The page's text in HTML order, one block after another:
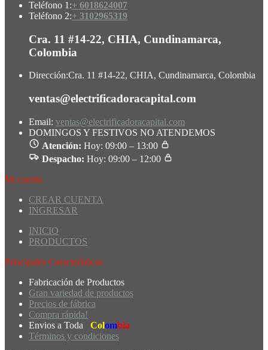
Teléfono 1:+ 6018624007
Teléfono 2:+ 3102965319
Cra. 11 #14-22, CHIA, Cundinamarca,
Colombia
Dirección:Cra. 11 #14-22, CHIA, Cundinamarca, Colombia
ventas@electrificadoracapital.com
Email: ventas@electrificadoracapital.com
DOMINGOS Y FESTIVOS NO ATENDEMOS
Atención: Hoy: 09:00 – 13:00
Despacho: Hoy: 09:00 – 12:00
Mi cuenta
CREAR CUENTA
INGRESAR
INICIO
PRODUCTOS
Principales Características
Fabricación de Productos
Gran variedad de productos
Precios de fábrica
Compra rápida!
Envios a Toda
Colombia
Términos y condiciones